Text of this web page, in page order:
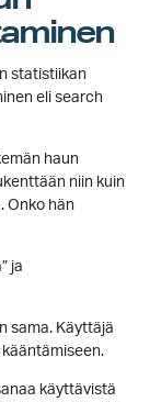
statistiikan
eli search
haun
niin kuin
Onko hän
ja
sama. Käyttäjä
käyttävistä